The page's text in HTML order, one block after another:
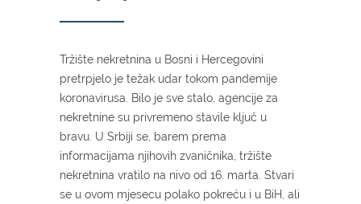
Tržište nekretnina u Bosni i Hercegovini
pretrpjelo je težak udar tokom pandemije
koronavirusa. Bilo je sve stalo, agencije za
nekretnine su privremeno stavile ključ u
bravu. U Srbiji se, barem prema
informacijama njihovih zvaničnika, tržište
nekretnina vratilo na nivo od 16. marta. Stvari
se u ovom mjesecu polako pokreću i u BiH, ali